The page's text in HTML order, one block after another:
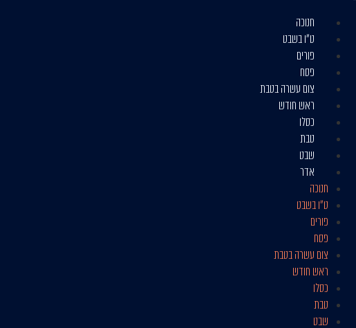
חנוכה
ט״ו בשבט
פורים
פסח
צום עשרה בטבת
ראש חודש
כסלו
טבת
שבט
אדר
חנוכה
ט״ו בשבט
פורים
פסח
צום עשרה בטבת
ראש חודש
כסלו
טבת
שבט